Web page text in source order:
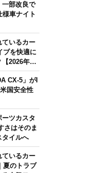
一部改良で
車ナイト
ているカー
ブを快適に
2026年6
CX-5」がI
国安全性
ツカスタ
さはそのま
タイルへ
ているカー
夏のトラブ